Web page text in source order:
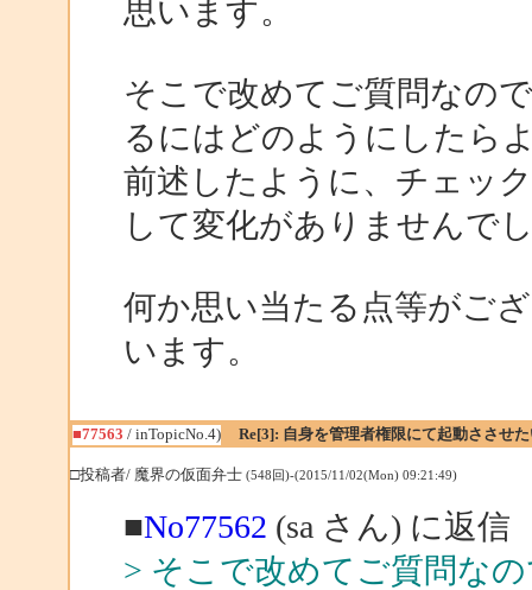
思います。
そこで改めてご質問なの
るにはどのようにしたら
前述したように、チェッ
して変化がありませんで
何か思い当たる点等がご
います。
■77563 / inTopicNo.4) Re[3]: 自身を管理者権限にて起動ささせた
□投稿者/ 魔界の仮面弁士 (548回)-(2015/11/02(Mon) 09:21:49)
■No77562 (sa さん) に返信
> そこで改めてご質問な